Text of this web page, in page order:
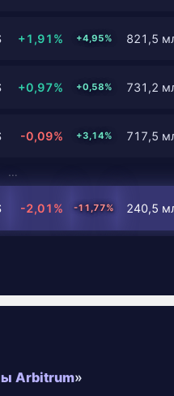
+1,91% +4,95% 821,5
+0,97% +0,58% 731,2
-0,09% +3,14% 717,5
…
-2,01% -11,77% 240,5
Arbitrum»